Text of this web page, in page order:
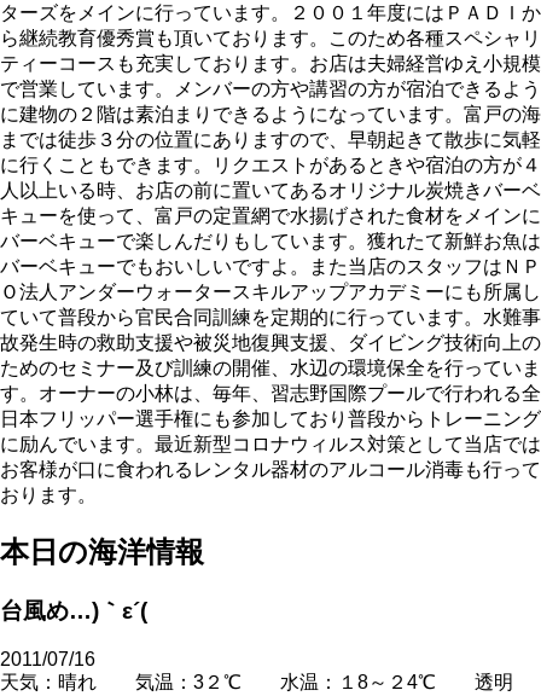
ターズをメインに行っています。２００１年度にはＰＡＤＩか
ら継続教育優秀賞も頂いております。このため各種スペシャリ
ティーコースも充実しております。お店は夫婦経営ゆえ小規模
で営業しています。メンバーの方や講習の方が宿泊できるよう
に建物の２階は素泊まりできるようになっています。富戸の海
までは徒歩３分の位置にありますので、早朝起きて散歩に気軽
に行くこともできます。リクエストがあるときや宿泊の方が４
人以上いる時、お店の前に置いてあるオリジナル炭焼きバーベ
キューを使って、富戸の定置網で水揚げされた食材をメインに
バーベキューで楽しんだりもしています。獲れたて新鮮お魚は
バーベキューでもおいしいですよ。また当店のスタッフはＮＰ
Ｏ法人アンダーウォータースキルアップアカデミーにも所属し
ていて普段から官民合同訓練を定期的に行っています。水難事
故発生時の救助支援や被災地復興支援、ダイビング技術向上の
ためのセミナー及び訓練の開催、水辺の環境保全を行っていま
す。オーナーの小林は、毎年、習志野国際プールで行われる全
日本フリッパー選手権にも参加しており普段からトレーニング
に励んでいます。最近新型コロナウィルス対策として当店では
お客様が口に食われるレンタル器材のアルコール消毒も行って
おります。
本日の海洋情報
台風め…)｀ε´(
2011/07/16
天気：晴れ 気温：3２℃ 水温：１8～２4℃ 透明